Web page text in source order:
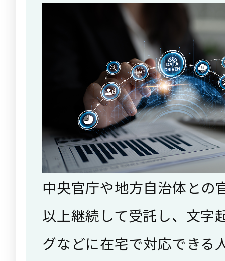
中央官庁や地方自治体との
以上継続して受託し、文字
グなどに在宅で対応できる